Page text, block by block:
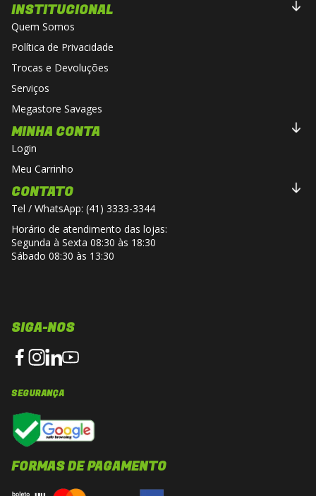
INSTITUCIONAL
Quem Somos
Política de Privacidade
Trocas e Devoluções
Serviços
Megastore Savages
MINHA CONTA
Login
Meu Carrinho
CONTATO
Tel / WhatsApp: (41) 3333-3344
Horário de atendimento das lojas:
Segunda à Sexta 08:30 às 18:30
Sábado 08:30 às 13:30
SIGA-NOS
SEGURANÇA
FORMAS DE PAGAMENTO